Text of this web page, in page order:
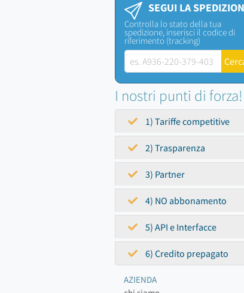
SEGUI LA
Controlla lo stato della tua
spedizione, inserisci il codice di
riferimento (tracking)
I nostri punti di forza!
1) Tariffe competitive
2) Trasparenza
3) Partner
4) NO abbonamento
5) API e Interfacce
6) Credito prepagato
AZIENDA